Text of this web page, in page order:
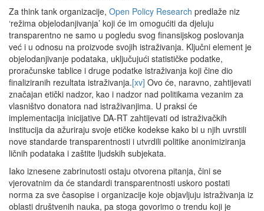
Za think tank organizacije, Open Policy Research predlaže niz
‘režima objelodanjivanja’ koji će im omogućiti da djeluju
transparentno ne samo u pogledu svog finansijskog poslovanja
već i u odnosu na proizvode svojih istraživanja. Ključni element je
objelodanjivanje podataka, uključujući statističke podatke,
proračunske tablice i druge podatke istraživanja koji čine dio
finaliziranih rezultata istraživanja.[xv] Ovo će, naravno, zahtijevati
značajan etički nadzor, kao i nadzor nad politikama vezanim za
vlasništvo donatora nad istraživanjima. U praksi će
implementacija inicijative DA-RT zahtijevati od istraživačkih
institucija da ažuriraju svoje etičke kodekse kako bi u njih uvrstili
nove standarde transparentnosti i utvrdili politike anonimiziranja
ličnih podataka i zaštite ljudskih subjekata.
Iako iznesene zabrinutosti ostaju otvorena pitanja, čini se
vjerovatnim da će standardi transparentnosti uskoro postati
norma za sve časopise i organizacije koje objavljuju istraživanja iz
oblasti društvenih nauka, pa stoga govorimo o trendu koji je